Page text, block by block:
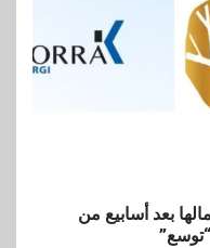
بعد أسابيع من